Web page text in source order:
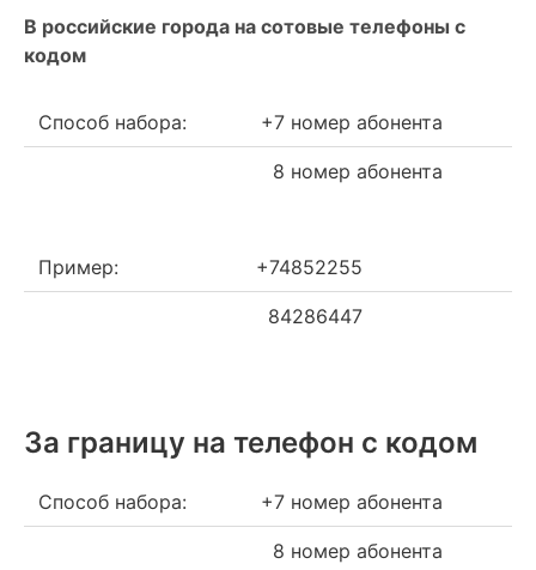
В российские города на сотовые телефоны с
кодом
Способ набора: +7 номер абонента
8 номер абонента
Пример: +74852255
84286447
За границу на телефон c кодом
Способ набора: +7 номер абонента
8 номер абонента